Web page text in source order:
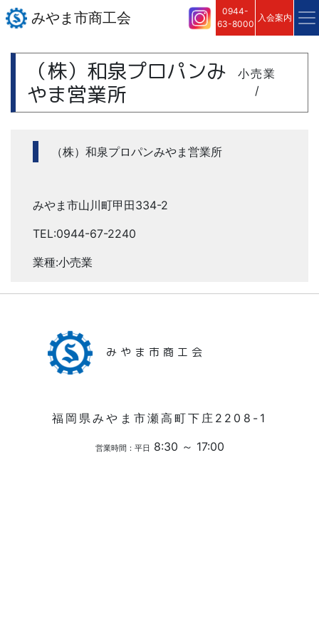
みやま市商工会
0944-
63-8000
入会案内
（株）和泉プロパンみ
やま営業所
小売業
/
（株）和泉プロパンみやま営業所
みやま市山川町甲田334-2
TEL:0944-67-2240
業種:小売業
みやま市商工会
福岡県みやま市瀬高町下庄2208-1
営業時間：平日 8:30 ～ 17:00